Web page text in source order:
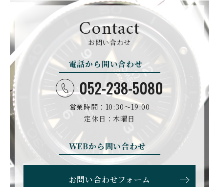
Contact
お問い合わせ
電話から問い合わせ
052-238-5080
営業時間：10:30〜19:00
定休日：木曜日
WEBから問い合わせ
お問い合わせフォーム